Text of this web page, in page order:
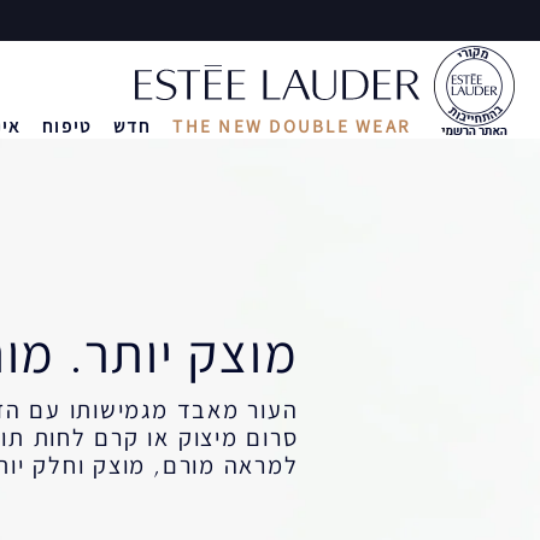
THE NEW DOUBLE WEAR חדש טיפוח
מוצק יותר.
העור מאבד מגמישותו עם
סרום מיצוק או קרם לחות
למראה מורם, מוצק וחלק